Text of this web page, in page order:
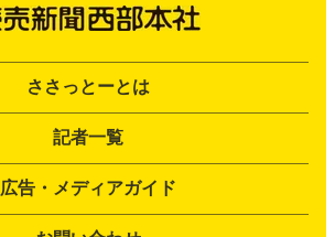
ささっとーとは
記者一覧
広告・メディアガイド